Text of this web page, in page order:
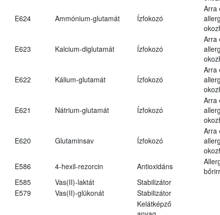
E624 Ammónium-glutamát Ízfokozó
Arra
E623 Kalcium-diglutamát Ízfokozó
Arra
E622 Kálium-glutamát Ízfokozó
Arra
E621 Nátrium-glutamát Ízfokozó
Arra
E620 Glutaminsav Ízfokozó
Arra
E586
4-hexil-rezorcin Antioxidáns
E585
Vas(II)-laktát
Stabilizátor
E579
Vas(II)-glükonát Stabilizátor
Kelátképző